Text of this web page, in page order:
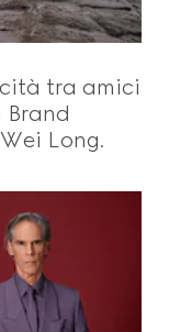
tra amici
Long.